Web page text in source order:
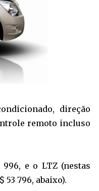
direção
remoto incluso
e o LTZ (nestas
53 796, abaixo).